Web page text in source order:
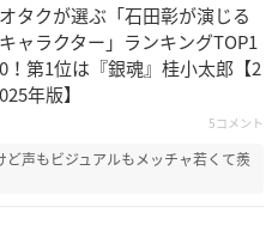
オタクが選ぶ「石田彰が演じる
キャラクター」ランキングTOP1
0！第1位は『銀魂』桂小太郎【2
025年版】
5コメント
声もビジュアルもメッチャ若くて羨